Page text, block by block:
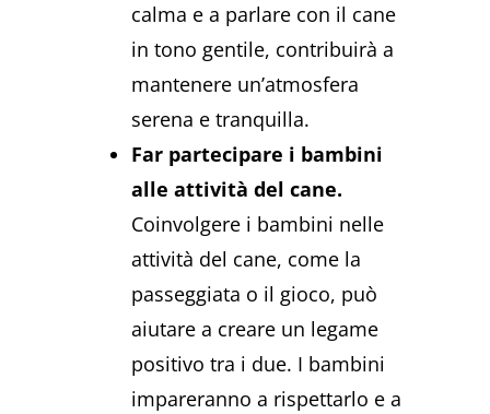
calma e a parlare con il cane
in tono gentile, contribuirà a
mantenere un’atmosfera
serena e tranquilla.
Far partecipare i bambini
alle attività del cane.
Coinvolgere i bambini nelle
attività del cane, come la
passeggiata o il gioco, può
aiutare a creare un legame
positivo tra i due. I bambini
impareranno a rispettarlo e a